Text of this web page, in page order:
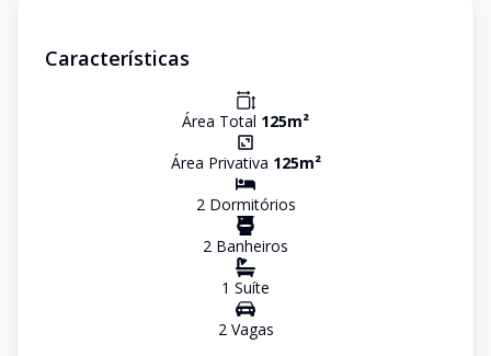
Características
Área Total 125m²
Área Privativa 125m²
2Dormitórios
2 Banheiros
1 Suíte
2Vagas